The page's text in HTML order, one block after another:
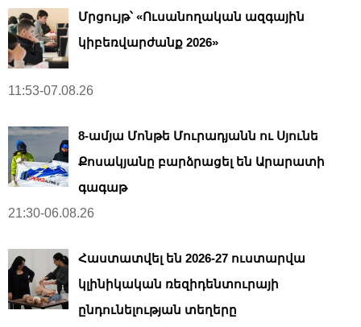
Մրցույթ՝ «Ուսանողական ազգային
կիբեռվարժանք 2026»
11:53-07.08.26
8-ամյա Մոնթե Մուրադյանն ու Սյունե
Քոսակյանը բարձրացել են Արարատի
գագաթ
21:30-06.08.26
Հաստատվել են 2026-27 ուստարվա
կլինիկական ռեզիդենտուրայի
ընդունելության տեղերը